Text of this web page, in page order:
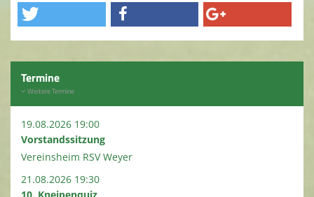
Termine
Weitere Termine
19.08.2026 19:00
Vorstandssitzung
Vereinsheim RSV Weyer
21.08.2026 19:30
10. Kneipenquiz